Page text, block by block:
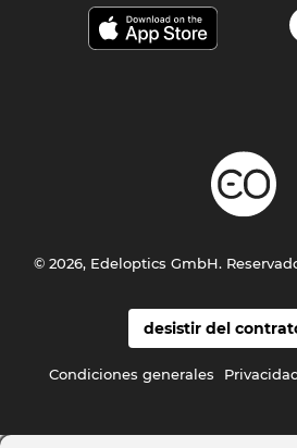
desistir del
Condiciones generales
© 2026, Edeloptics GmbH.